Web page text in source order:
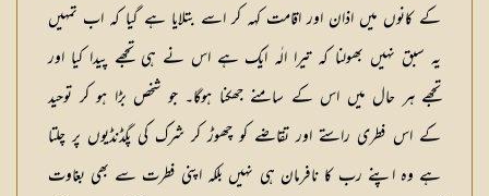
کے کانوں میں اذان اور اقامت کہہ کر اسے بتلایا ہے گیا کہ اب تمہیں
یہ سبق نہیں بھولنا کہ تیرا الٰہ ایک ہے اس نے ہی تجھے پیدا کیا اور
تجھے ہر حال میں اس کے سامنے جھکنا ہوگا۔ جو شخص بڑا ہو کر توحید
کے اس فطری راستے اور تقاضے کو چھوڑ کر شرک کی پگڈنڈیوں پر چلتا
ہے وہ اپنے رب کا نافرمان ہی نہیں بلکہ اپنی فطرت سے بھی بغاوت